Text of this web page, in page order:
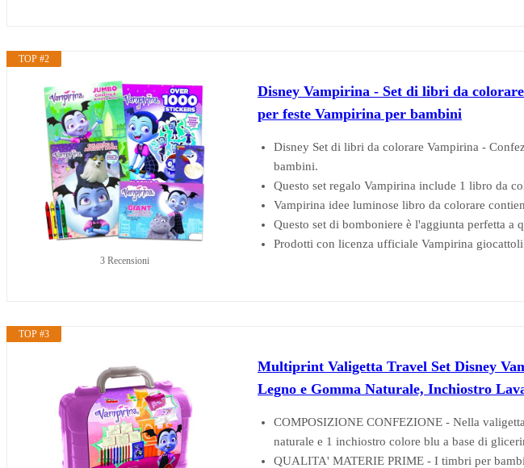
TOP #2
3 Recensioni
Disney Vampirina - Set di libri da
per feste Vampirina per bambini
Disney Set di libri da colorare Vampirina -
bambini.
Questo set regalo Vampirina include 1 libro da
Vampirina idee luminose libro da colorare
Questo set di bomboniere è l'aggiunta perfetta a
Prodotti con licenza ufficiale Vampirina
TOP #3
Multiprint Valigetta Travel Set Disney
Legno e Gomma Naturale, Inchiostro
COMPOSIZIONE CONFEZIONE - Nella
naturale e 1 inchiostro colore blu a base di
QUALITA' MATERIE PRIME - I timbri per